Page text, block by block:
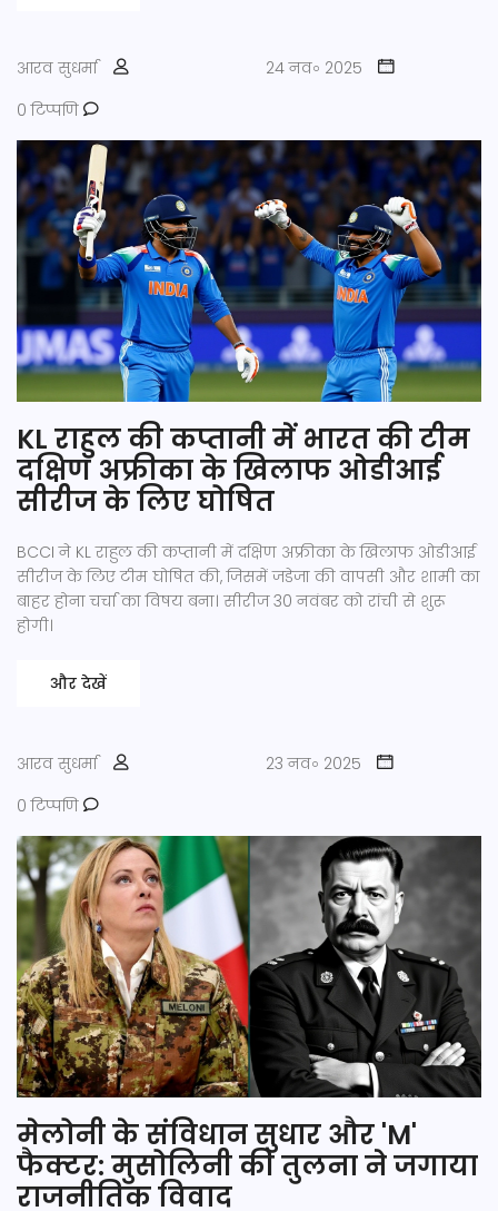
आरव सुधर्मा
24 नव॰ 2025
0 टिप्पणि
KL राहुल की कप्तानी में भारत की टीम
दक्षिण अफ्रीका के खिलाफ ओडीआई
सीरीज के लिए घोषित
BCCI ने KL राहुल की कप्तानी में दक्षिण अफ्रीका के खिलाफ ओडीआई
सीरीज के लिए टीम घोषित की, जिसमें जडेजा की वापसी और शामी का
बाहर होना चर्चा का विषय बना। सीरीज 30 नवंबर को रांची से शुरू
होगी।
और देखें
आरव सुधर्मा
23 नव॰ 2025
0 टिप्पणि
मेलोनी के संविधान सुधार और 'M'
फैक्टर: मुसोलिनी की तुलना ने जगाया
राजनीतिक विवाद